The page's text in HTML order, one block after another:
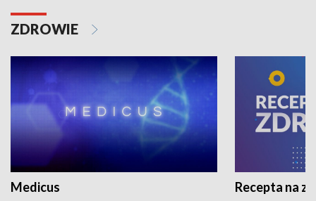
ZDROWIE
Medicus Recepta na